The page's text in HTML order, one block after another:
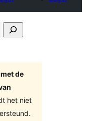
de
het niet